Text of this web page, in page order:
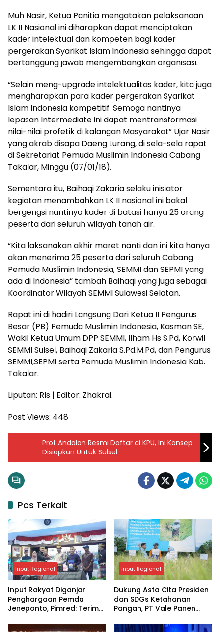
Muh Nasir, Ketua Panitia mengatakan pelaksanaan
LK II Nasional ini diharapkan dapat menciptakan
kader intelektual dan kompeten bagi kader
pergerakan Syarikat Islam Indonesia sehingga dapat
bertanggung jawab mengembangkan organisasi.
“Selain meng-upgrade intelektualitas kader, kita juga
mengharapkan para kader pergerakan Syarikat
Islam Indonesia kompetitif. Semoga nantinya
lepasan Intermediate ini dapat mentransformasi
nilai-nilai profetik di kalangan Masyarakat” Ujar Nasir
yang akrab disapa Daeng Lurang, di sela-sela rapat
di Sekretariat Pemuda Muslimin Indonesia Cabang
Takalar, Minggu (07/01/18).
Sementara itu, Baihaqi Zakaria selaku inisiator
kegiatan menambahkan LK II nasional ini bakal
bergengsi nantinya kader di batasi hanya 25 orang
peserta dari seluruh wilayah tanah air.
“Kita laksanakan akhir maret nanti dan ini kita hanya
akan menerima 25 peserta dari seluruh Cabang
Pemuda Muslimin Indonesia, SEMMI dan SEPMI yang
ada di Indonesia” tambah Baihaqi yang juga sebagai
Koordinator Wilayah SEMMI Sulawesi Selatan.
Rapat ini di hadiri Langsung Dari Ketua II Pengurus
Besar (PB) Pemuda Muslimin Indonesia, Kasman SE,
Wakil Ketua Umum DPP SEMMI, Ilham Hs S.Pd, Korwil
SEMMI Sulsel, Baihaqi Zakaria S.Pd.M.Pd, dan Pengurus
SEMMI,SEPMI serta Pemuda Muslimin Indonesia Kab.
Takalar.
Liputan: Rls | Editor: Zhakral.
Post Views: 448
Prof Andalan Resmi Daftar di KPU, Ini Konsep
Disiapkan Untuk Sulsel
Pos Terkait
Input Regional
Input Rakyat Diganjar
Penghargaan Pemda
Jeneponto, Pimred: Terima
Input Regional
Dukung Asta Cita Presiden
dan SDGs Ketahanan
Pangan, PT Vale Panen
Berkelanjutan di Kolaka